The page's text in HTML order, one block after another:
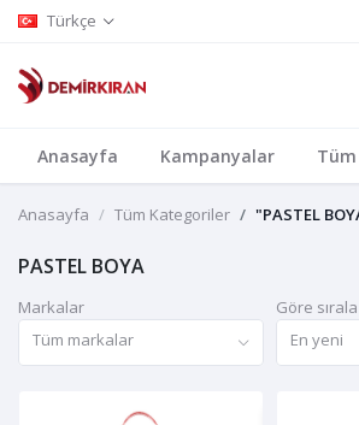
Türkçe
Anasayfa Kampanyalar
Anasayfa Tüm Kategoriler "PASTEL
PASTEL BOYA
Markalar
Tüm markalar
Göre sırala
En yeni